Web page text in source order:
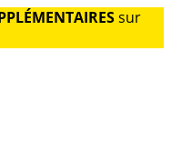
sur